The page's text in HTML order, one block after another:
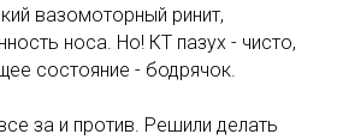
вазомоторный ринит,
носа. Но! КТ пазух - чисто,
состояние - бодрячок.
за и против. Решили делать